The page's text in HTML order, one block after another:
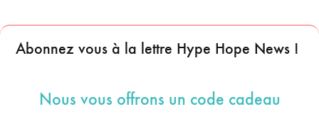
Abonnez vous à la lettre Hype Hope News !
Nous vous offrons un code cadeau